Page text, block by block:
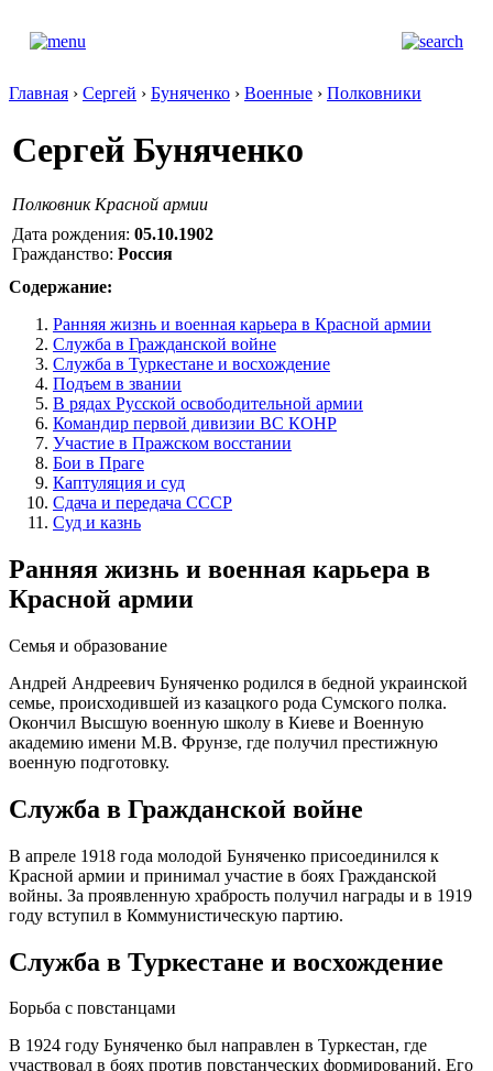
Главная › Сергей › Буняченко › Военные › Полковники
Сергей Буняченко
Полковник Красной армии
Дата рождения: 05.10.1902
Гражданство: Россия
Содержание:
Ранняя жизнь и военная карьера в Красной армии
Служба в Гражданской войне
Служба в Туркестане и восхождение
Подъем в звании
В рядах Русской освободительной армии
Командир первой дивизии ВС КОНР
Участие в Пражском восстании
Бои в Праге
Каптуляция и суд
Сдача и передача СССР
Суд и казнь
Ранняя жизнь и военная карьера в
Красной армии
Семья и образование
Андрей Андреевич Буняченко родился в бедной украинской
семье, происходившей из казацкого рода Сумского полка.
Окончил Высшую военную школу в Киеве и Военную
академию имени М.В. Фрунзе, где получил престижную
военную подготовку.
Служба в Гражданской войне
В апреле 1918 года молодой Буняченко присоединился к
Красной армии и принимал участие в боях Гражданской
войны. За проявленную храбрость получил награды и в 1919
году вступил в Коммунистическую партию.
Служба в Туркестане и восхождение
Борьба с повстанцами
В 1924 году Буняченко был направлен в Туркестан, где
участвовал в боях против повстанческих формирований. Его